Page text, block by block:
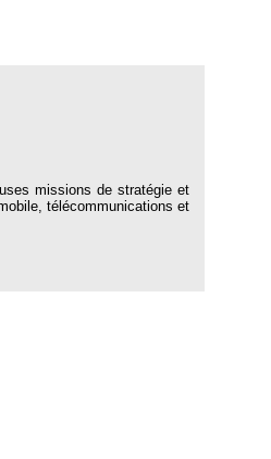
missions de stratégie et
télécommunications et